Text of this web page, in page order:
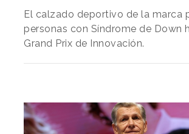
El calzado deportivo de la marca
personas con Síndrome de Down
Grand Prix de Innovación.